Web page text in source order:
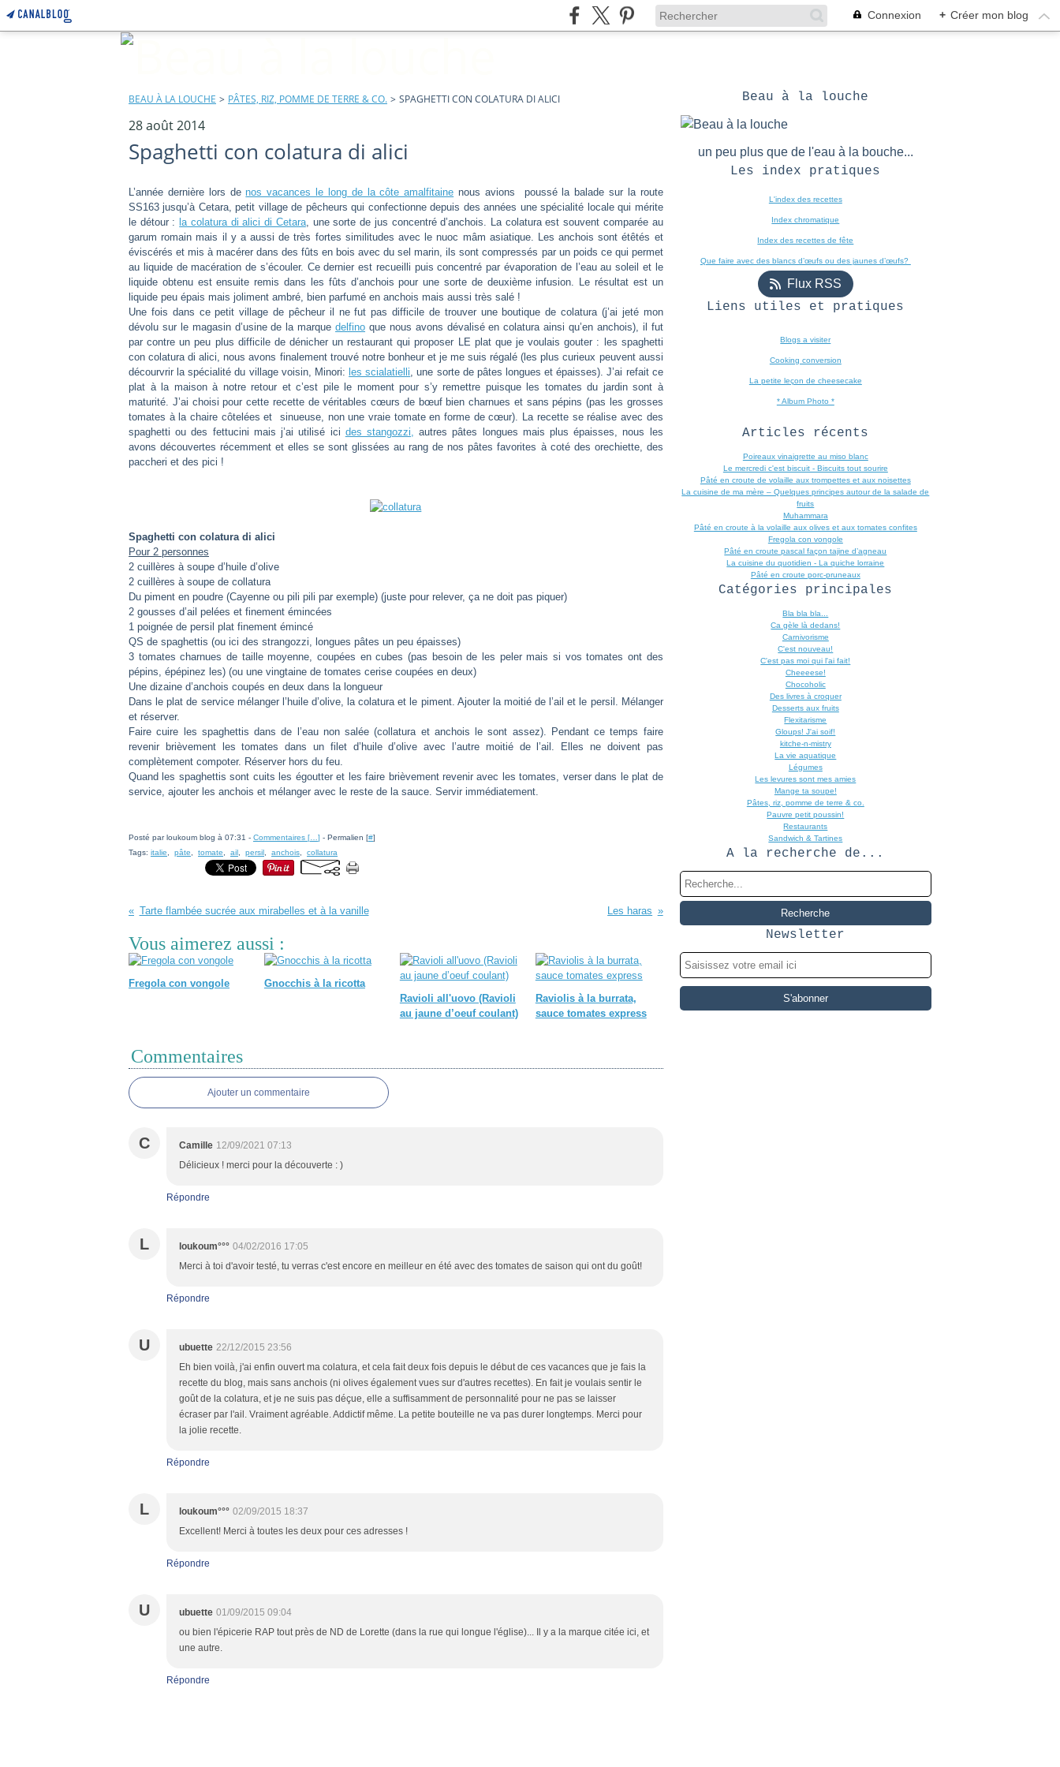
Connexion + Créer mon blog
BEAU À LA LOUCHE > PÂTES, RIZ, POMME DE TERRE & CO. > SPAGHETTI CON COLATURA DI ALICI
28 août 2014
Spaghetti con colatura di alici
L’année dernière lors denos vacances le long de la côte amalfitaine nous avions poussé la balade sur la route
SS163 jusqu’à Cetara, petit village de pêcheurs qui confectionne depuis des années une spécialité locale qui mérite
le détour : la colatura di alici di Cetara, une sorte de jus concentré d’anchois. La colatura est souvent comparée au
garum romain mais il y a aussi de très fortes similitudes avec le nuoc mâm asiatique. Les anchois sont étêtés et
éviscérés et mis à macérer dans des fûts en bois avec du sel marin, ils sont compressés par un poids ce qui permet
au liquide de macération de s’écouler. Ce dernier est recueilli puis concentré par évaporation de l’eau au soleil et le
liquide obtenu est ensuite remis dans les fûts d’anchois pour une sorte de deuxième infusion. Le résultat est un
liquide peu épais mais joliment ambré, bien parfumé en anchois mais aussi très salé !
Une fois dans ce petit village de pêcheur il ne fut pas difficile de trouver une boutique de colatura (j’ai jeté mon
dévolu sur le magasin d’usine de la marquedelfino que nous avons dévalisé en colatura ainsi qu’en anchois), il fut
par contre un peu plus difficile de dénicher un restaurant qui proposer LE plat que je voulais gouter : les spaghetti
con colatura di alici, nous avons finalement trouvé notre bonheur et je me suis régalé (les plus curieux peuvent aussi
décourvrir la spécialité du village voisin, Minori: les scialatielli, une sorte de pâtes longues et épaisses). J’ai refait ce
plat à la maison à notre retour et c’est pile le moment pour s’y remettre puisque les tomates du jardin sont à
maturité. J’ai choisi pour cette recette de véritables cœurs de bœuf bien charnues et sans pépins (pas les grosses
tomates à la chaire côtelées et sinueuse, non une vraie tomate en forme de cœur). La recette se réalise avec des
spaghetti ou des fettucini mais j’ai utilisé ici des stangozzi, autres pâtes longues mais plus épaisses, nous les
avons découvertes récemment et elles se sont glissées au rang de nos pâtes favorites à coté des orechiette, des
paccheri et des pici !
Spaghetti con colatura di alici
Pour 2 personnes
2 cuillères à soupe d’huile d’olive
2 cuillères à soupe de collatura
Du piment en poudre (Cayenne ou pili pili par exemple) (juste pour relever, ça ne doit pas piquer)
2 gousses d’ail pelées et finement émincées
1 poignée de persil plat finement émincé
QS de spaghettis (ou ici des strangozzi, longues pâtes un peu épaisses)
3 tomates charnues de taille moyenne, coupées en cubes (pas besoin de les peler mais si vos tomates ont des
pépins, épépinez les) (ou une vingtaine de tomates cerise coupées en deux)
Une dizaine d’anchois coupés en deux dans la longueur
Dans le plat de service mélanger l’huile d’olive, la colatura et le piment. Ajouter la moitié de l’ail et le persil. Mélanger
et réserver.
Faire cuire les spaghettis dans de l’eau non salée (collatura et anchois le sont assez). Pendant ce temps faire
revenir brièvement les tomates dans un filet d’huile d’olive avec l’autre moitié de l’ail. Elles ne doivent pas
complètement compoter. Réserver hors du feu.
Quand les spaghettis sont cuits les égoutter et les faire brièvement revenir avec les tomates, verser dans le plat de
service, ajouter les anchois et mélanger avec le reste de la sauce. Servir immédiatement.
Posté par loukoum blog à 07:31 - Commentaires [ ] - Permalien [#]
Tags: italie pâte tomate ail persil anchois collatura
Tarte flambée sucrée aux mirabelles et à la vanille Les haras
Vous aimerez aussi :
Fregola con vongole
Gnocchis à la ricotta
Ravioli all'uovo (Ravioli
au jaune d’oeuf coulant)
Raviolis à la burrata,
sauce tomates express
Commentaires
Ajouter un commentaire
C Camille 12/09/2021 07:13
Délicieux ! merci pour la découverte : )
Répondre
L loukoum°°° 04/02/2016 17:05
Merci à toi d'avoir testé, tu verras c'est encore en meilleur en été avec des tomates de saison qui ont du goût!
Répondre
U ubuette 22/12/2015 23:56
Eh bien voilà, j'ai enfin ouvert ma colatura, et cela fait deux fois depuis le début de ces vacances que je fais la
recette du blog, mais sans anchois (ni olives également vues sur d'autres recettes). En fait je voulais sentir le
goût de la colatura, et je ne suis pas déçue, elle a suffisamment de personnalité pour ne pas se laisser
écraser par l'ail. Vraiment agréable. Addictif même. La petite bouteille ne va pas durer longtemps. Merci pour
la jolie recette.
Répondre
L loukoum°°° 02/09/2015 18:37
Excellent! Merci à toutes les deux pour ces adresses !
Répondre
U ubuette 01/09/2015 09:04
ou bien l'épicerie RAP tout près de ND de Lorette (dans la rue qui longue l'église)... Il y a la marque citée ici, et
une autre.
Répondre
Beau à la louche
un peu plus que de l'eau à la bouche...
Les index pratiques
L'index des recettes
Index chromatique
Index des recettes de fête
Que faire avec des blancs d’œufs ou des jaunes d’œufs?
Flux RSS
Liens utiles et pratiques
Blogs a visiter
Cooking conversion
La petite leçon de cheesecake
* Album Photo *
Articles récents
Poireaux vinaigrette au miso blanc
Le mercredi c'est biscuit - Biscuits tout sourire
Pâté en croute de volaille aux trompettes et aux noisettes
La cuisine de ma mère – Quelques principes autour de la salade de
fruits
Muhammara
Pâté en croute à la volaille aux olives et aux tomates confites
Fregola con vongole
Pâté en croute pascal façon tajine d’agneau
La cuisine du quotidien - La quiche lorraine
Pâté en croute porc-pruneaux
Catégories principales
Bla bla bla...
Ca gèle là dedans!
Carnivorisme
C'est nouveau!
C'est pas moi qui l'ai fait!
Cheeeese!
Chocoholic
Des livres à croquer
Desserts aux fruits
Flexitarisme
Gloups! J'ai soif!
kitche-n-mistry
La vie aquatique
Légumes
Les levures sont mes amies
Mange ta soupe!
Pâtes, riz, pomme de terre & co.
Pauvre petit poussin!
Restaurants
Sandwich & Tartines
A la recherche de...
Newsletter